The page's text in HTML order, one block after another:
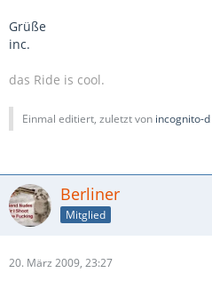
Grüße
inc.
das Ride is cool.
Einmal editiert, zuletzt von incognito-d
Berliner
Mitglied
20. März 2009, 23:27